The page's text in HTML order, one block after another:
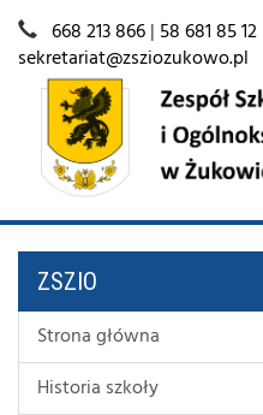
668 213 866| 58 681 85 12
sekretariat@zsziozukowo.pl
ZSZIO
Strona główna
Historia szkoły